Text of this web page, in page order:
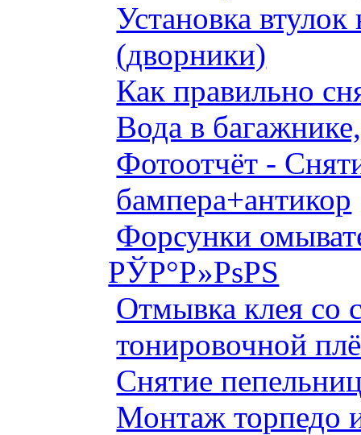
Установка втулок
(дворники)
Как правильно
Вода в
Фотоотчёт -
бампера+антикор
Форсунки
РЎР°Р»РѕРЅ
Отмывка клея со
тонировочной
Снятие
Монтаж торпедо